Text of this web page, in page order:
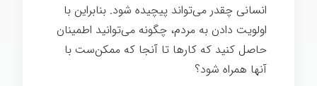
انسانی چقدر می‌تواند پیچیده شود. بنابراین با
اولویت دادن به مردم، چگونه می‌توانید اطمینان
حاصل کنید که کارها تا آنجا که ممکن‌ست با
آنها همراه شود؟